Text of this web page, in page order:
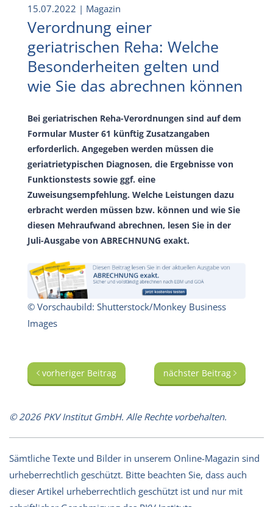
15.07.2022 | Magazin
Verordnung einer
geriatrischen Reha: Welche
Besonderheiten gelten und
wie Sie das abrechnen können
Bei geriatrischen Reha-Verordnungen sind auf dem
Formular Muster 61 künftig Zusatzangaben
erforderlich. Angegeben werden müssen die
geriatrietypischen Diagnosen, die Ergebnisse von
Funktionstests sowie ggf. eine
Zuweisungsempfehlung. Welche Leistungen dazu
erbracht werden müssen bzw. können und wie Sie
diesen Mehraufwand abrechnen, lesen Sie in der
Juli-Ausgabe von ABRECHNUNG exakt.
© Vorschaubild: Shutterstock/Monkey Business
Images
vorheriger Beitrag nächster Beitrag
© 2026 PKV Institut GmbH. Alle Rechte vorbehalten.
Sämtliche Texte und Bilder in unserem Online-Magazin sind
urheberrechtlich geschützt. Bitte beachten Sie, dass auch
dieser Artikel urheberrechtlich geschützt ist und nur mit